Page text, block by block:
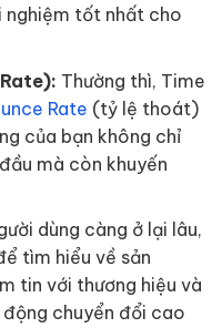
nghiệm tốt nhất cho
Thường thì, Time
Rate (tỷ lệ thoát)
của bạn không chỉ
mà còn khuyến
dùng càng ở lại lâu,
tìm hiểu về sản
tin với thương hiệu và
chuyển đổi cao